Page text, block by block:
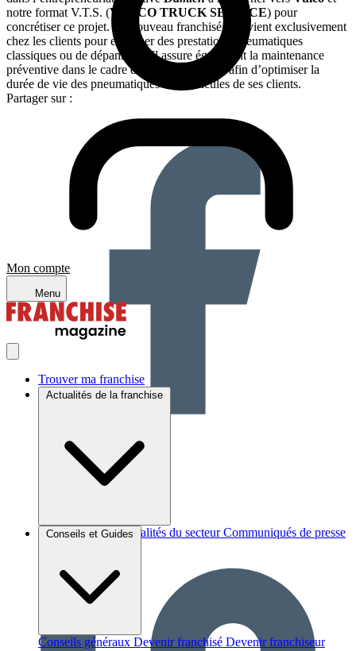
Mon compte
Menu
Trouver ma franchise
Actualités de la franchise
Brèves et actus Actualités du secteur Communiqués de presse
Conseils et Guides
Conseils généraux Devenir franchisé Devenir franchiseur
notre format V.T.S. (VULCO TRUCK SERVICE) pour
concrétiser ce projet. Ce nouveau franchisé intervient exclusivement
chez les clients pour effectuer des prestations pneumatiques
classiques ou de dépannage. Il assure également la maintenance
préventive dans le cadre de gestion de parcs afin d’optimiser la
durée de vie des pneumatiques des véhicules de ses clients.
Partager sur :